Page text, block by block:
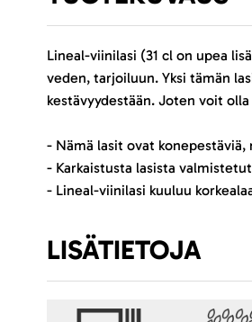
Lineal-viinilasi (31 cl on upea
veden, tarjoiluun. Yksi tämän
kestävyydestään. Joten voit
- Nämä lasit ovat konepestäviä,
- Karkaistusta lasista
- Lineal-viinilasi kuuluu
LISÄTIETOJA